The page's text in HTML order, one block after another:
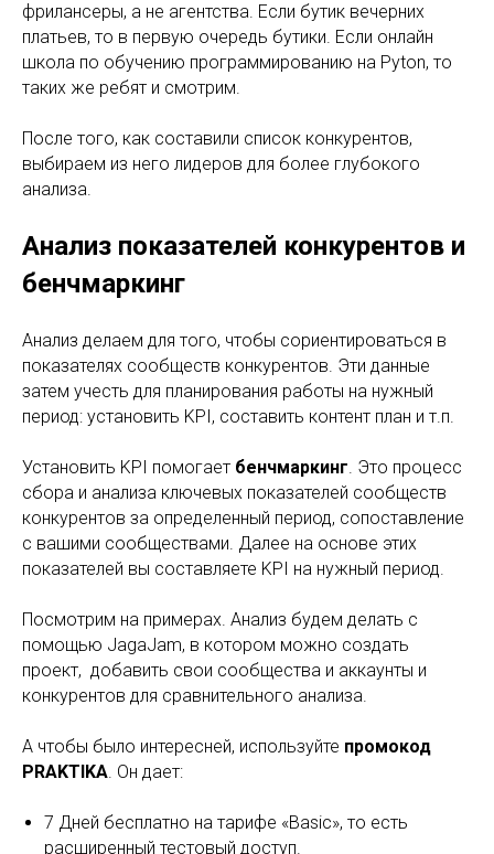
фрилансеры, а не агентства. Если бутик вечерних
платьев, то в первую очередь бутики. Если онлайн
школа по обучению программированию на Pyton, то
таких же ребят и смотрим.
После того, как составили список конкурентов,
выбираем из него лидеров для более глубокого
анализа.
Анализ показателей конкурентов и
бенчмаркинг
Анализ делаем для того, чтобы сориентироваться в
показателях сообществ конкурентов. Эти данные
затем учесть для планирования работы на нужный
период: установить KPI, составить контент план и т.п.
Установить KPI помогает бенчмаркинг. Это процесс
сбора и анализа ключевых показателей сообществ
конкурентов за определенный период, сопоставление
с вашими сообществами. Далее на основе этих
показателей вы составляете KPI на нужный период.
Посмотрим на примерах. Анализ будем делать с
помощью JagaJam, в котором можно создать
проект, добавить свои сообщества и аккаунты и
конкурентов для сравнительного анализа.
А чтобы было интересней, используйте промокод
PRAKTIKA. Он дает:
7 Дней бесплатно на тарифе «Basic», то есть
расширенный тестовый доступ.